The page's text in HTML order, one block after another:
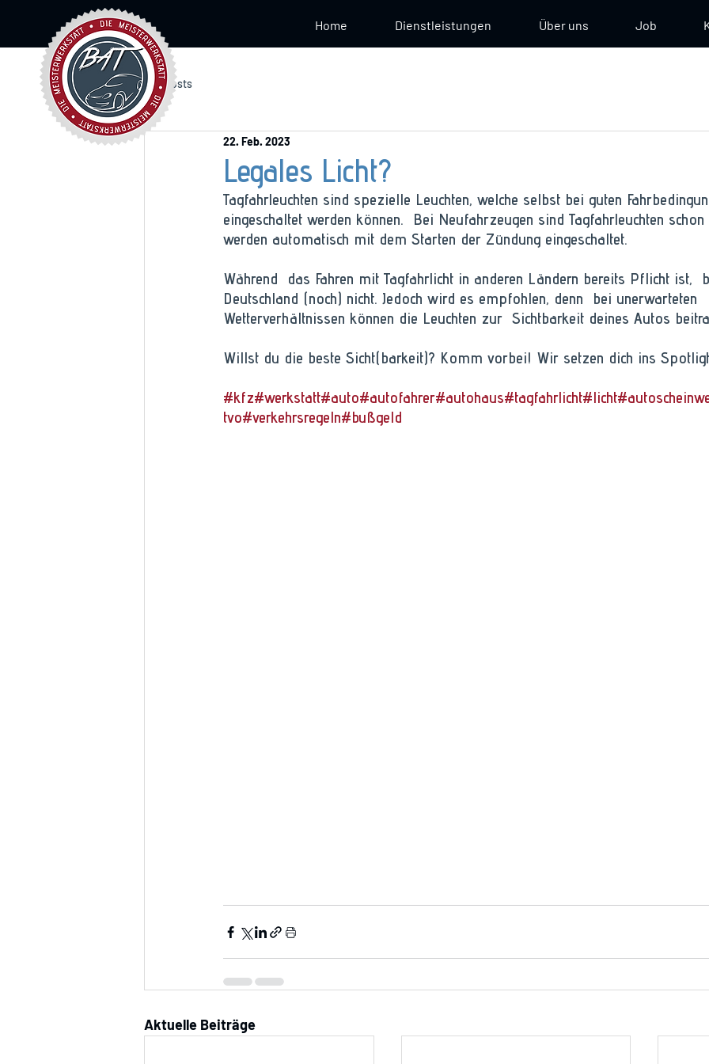
Home Dienstleistungen Über uns Job
Alle Posts
Legales Licht?
22. Feb. 2023
Tagfahrleuchten sind spezielle Leuchten, welche selbst bei guten
eingeschaltet werden können.  Bei Neufahrzeugen sind Tagfahrleuchten
werden automatisch mit dem Starten der Zündung eingeschaltet.
Während  das Fahren mit Tagfahrlicht in anderen Ländern bereits Pflicht ist,
Deutschland (noch) nicht. Jedoch wird es empfohlen, denn  bei unerwarteten
Wetterverhältnissen können die Leuchten zur  Sichtbarkeit deines Autos
Willst du die beste Sicht(barkeit)? Komm vorbei! Wir setzen dich ins
#kfz#werkstatt#auto#autofahrer#autohaus#tagfahrlicht#licht
tvo#verkehrsregeln#bußgeld
Aktuelle Beiträge